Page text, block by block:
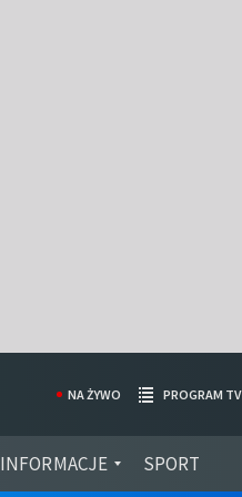
INFORMACJE SPORT
NA ŻYWO PROGRAM TV